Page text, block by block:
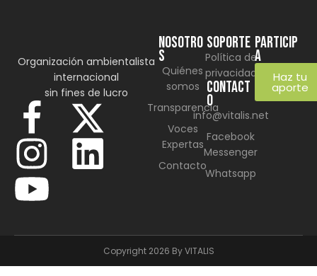
Organización ambientalista
internacional
sin fines de lucro
NOSOTRO
S
Quiénes
somos
Transparencia
Voces
Expertas
Contacto
SOPORTE
Política de
privacidad
CONTACT
O
info@vitalis.net
Facebook
Messenger
Whatsapp
Particip
a
Haz tu
aporte
Copyright 2026 By VITALIS